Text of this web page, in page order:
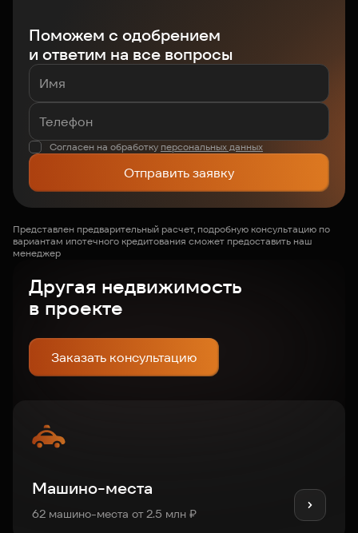
Поможем с одобрением
и ответим на все вопросы
Согласен на обработку персональных данных
Отправить заявку
Представлен предварительный расчет, подробную консультацию по
вариантам ипотечного кредитования сможет предоставить наш
менеджер
Другая недвижимость
в проекте
Заказать консультацию
Машино-места
62 машино-места от 2.5 млн ₽